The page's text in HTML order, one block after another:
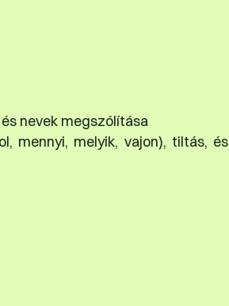
nevek megszólítása
mennyi, melyik, vajon), tiltás, és